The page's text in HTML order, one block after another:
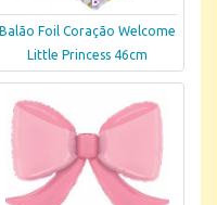
Balão Foil Coração Welcome
Little Princess 46cm